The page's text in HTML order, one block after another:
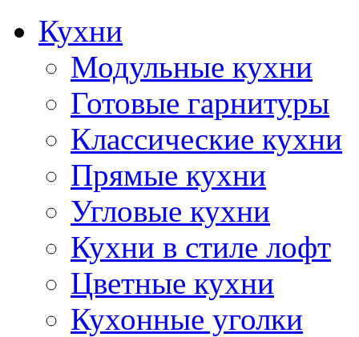
Кухни
Модульные кухни
Готовые гарнитуры
Классические кухни
Прямые кухни
Угловые кухни
Кухни в стиле лофт
Цветные кухни
Кухонные уголки